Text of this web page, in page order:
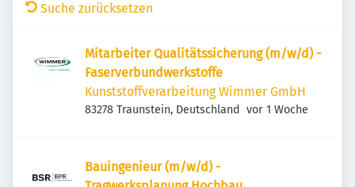
Suche zurücksetzen
Mitarbeiter Qualitätssicherung (m/w/d) -
Faserverbundwerkstoffe
Kunststoffverarbeitung Wimmer GmbH
83278 Traunstein, Deutschland Veröffentlicht
vor 1 Woche
Bauingenieur (m/w/d) -